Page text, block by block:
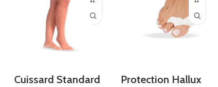
Cuissard Standard
Protection Hallux